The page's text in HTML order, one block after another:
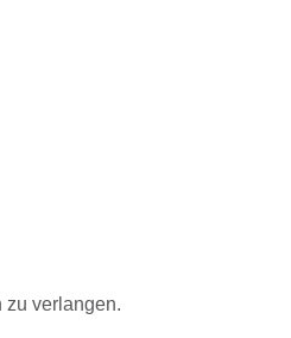
zu verlangen.